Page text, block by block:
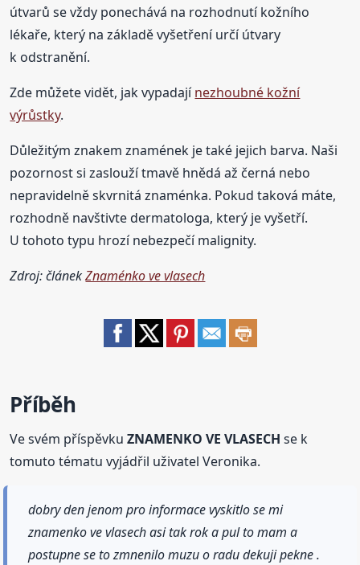
útvarů se vždy ponechává na rozhodnutí kožního
lékaře, který na základě vyšetření určí útvary
k odstranění.
Zde můžete vidět, jak vypadajínezhoubné kožní
výrůstky.
Důležitým znakem znamének je také jejich barva. Naši
pozornost si zaslouží tmavě hnědá až černá nebo
nepravidelně skvrnitá znaménka. Pokud taková máte,
rozhodně navštivte dermatologa, který je vyšetří.
U tohoto typu hrozí nebezpečí malignity.
Zdroj: článekZnaménko ve vlasech
Příběh
Ve svém příspěvkuZNAMENKO VE VLASECH se k
tomuto tématu vyjádřil uživatel Veronika.
dobry den jenom pro informace vyskitlo se mi
znamenko ve vlasech asi tak rok a pul to mam a
postupne se to zmnenilo muzu o radu dekuji pekne .